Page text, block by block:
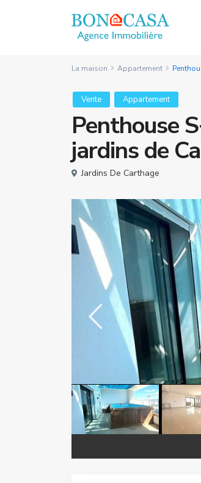
La maison Appartement
Vente Appartement
Penthouse
jardins de
Jardins De Carthage